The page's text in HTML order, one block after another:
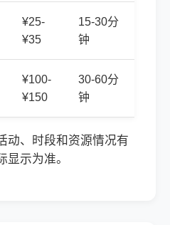
¥25-
¥35
15-30分
钟
¥100-
¥150
30-60分
钟
动、时段和资源情况有
显示为准。